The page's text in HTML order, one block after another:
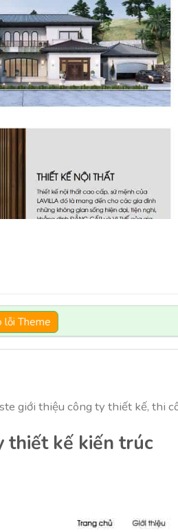
lỗi Theme
giới thiệu công ty thiết kế, thi
thiết kế kiến trúc